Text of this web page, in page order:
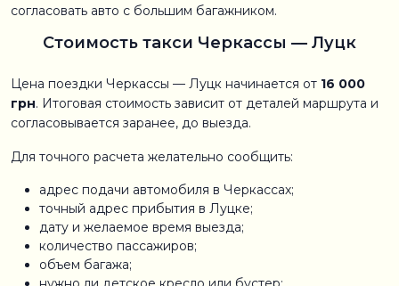
согласовать авто с большим багажником.
Стоимость такси Черкассы — Луцк
Цена поездки Черкассы — Луцк начинается от 16 000
грн. Итоговая стоимость зависит от деталей маршрута и
согласовывается заранее, до выезда.
Для точного расчета желательно сообщить:
адрес подачи автомобиля в Черкассах;
точный адрес прибытия в Луцке;
дату и желаемое время выезда;
количество пассажиров;
объем багажа;